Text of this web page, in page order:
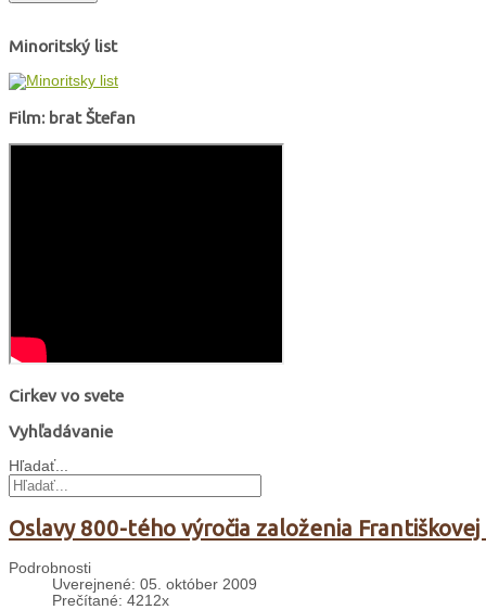
Minoritský list
Film: brat Štefan
Cirkev vo svete
Vyhľadávanie
Hľadať...
Oslavy 800-tého výročia založenia Františkovej
Podrobnosti
Uverejnené: 05. október 2009
Prečítané: 4212x